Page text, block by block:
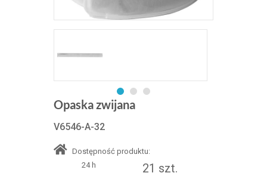
Opaska zwijana
V6546-A-32
Dostępność produktu:
24 h
21 szt.